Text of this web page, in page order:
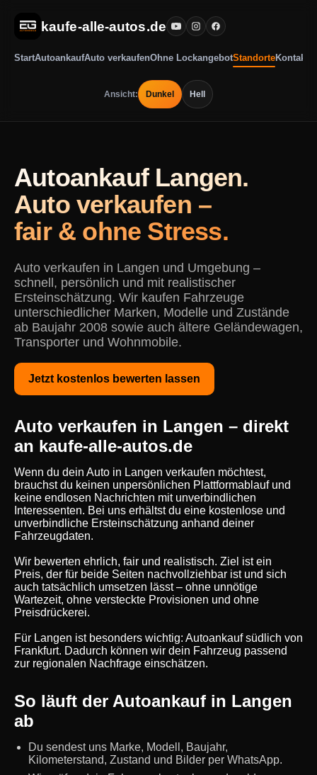
kaufe-alle-autos.de
StartAutoankaufAuto verkaufenOhne LockangebotStandorteKontakt
Ansicht: Dunkel Hell
Autoankauf Langen.
Auto verkaufen –
fair & ohne Stress.
Auto verkaufen in Langen und Umgebung –
schnell, persönlich und mit realistischer
Ersteinschätzung. Wir kaufen Fahrzeuge
unterschiedlicher Marken, Modelle und Zustände
ab Baujahr 2008 sowie auch ältere Geländewagen,
Transporter und Wohnmobile.
Jetzt kostenlos bewerten lassen
Auto verkaufen in Langen – direkt
an kaufe-alle-autos.de
Wenn du dein Auto in Langen verkaufen möchtest,
brauchst du keinen unpersönlichen Plattformablauf und
keine endlosen Nachrichten mit unverbindlichen
Interessenten. Bei uns erhältst du eine kostenlose und
unverbindliche Ersteinschätzung anhand deiner
Fahrzeugdaten.
Wir bewerten ehrlich, fair und realistisch. Ziel ist ein
Preis, der für beide Seiten nachvollziehbar ist und sich
auch tatsächlich umsetzen lässt – ohne unnötige
Wartezeit, ohne versteckte Provisionen und ohne
Preisdrückerei.
Für Langen ist besonders wichtig: Autoankauf südlich von
Frankfurt. Dadurch können wir dein Fahrzeug passend
zur regionalen Nachfrage einschätzen.
So läuft der Autoankauf in Langen
ab
Du sendest uns Marke, Modell, Baujahr,
Kilometerstand, Zustand und Bilder per WhatsApp.